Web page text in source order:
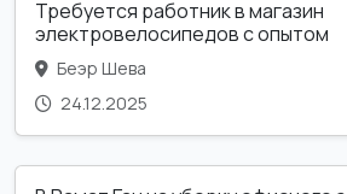
Требуется работник в магазин
электровелосипедов с опытом
Беэр Шева
24.12.2025